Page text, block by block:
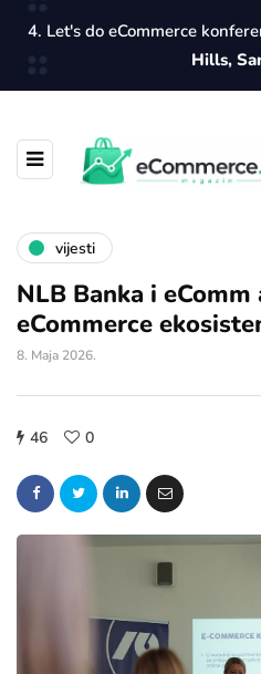
4. Let's do eCommerce
Hills,
vijesti
NLB Banka i
eCommerce
8. Maja 2026.
46 0